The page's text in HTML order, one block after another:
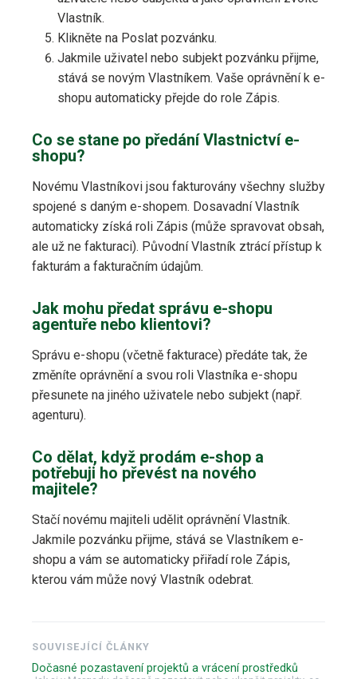
Vlastník.
Klikněte na Poslat pozvánku.
Jakmile uživatel nebo subjekt pozvánku přijme,
stává se novým Vlastníkem. Vaše oprávnění k e-
shopu automaticky přejde do role Zápis.
Co se stane po předání Vlastnictví e-
shopu?
Novému Vlastníkovi jsou fakturovány všechny služby
spojené s daným e-shopem. Dosavadní Vlastník
automaticky získá roli Zápis (může spravovat obsah,
ale už ne fakturaci). Původní Vlastník ztrácí přístup k
fakturám a fakturačním údajům.
Jak mohu předat správu e-shopu
agentuře nebo klientovi?
Správu e-shopu (včetně fakturace) předáte tak, že
změníte oprávnění a svou roli Vlastníka e-shopu
přesunete na jiného uživatele nebo subjekt (např.
agenturu).
Co dělat, když prodám e-shop a
potřebuji ho převést na nového
majitele?
Stačí novému majiteli udělit oprávnění Vlastník.
Jakmile pozvánku přijme, stává se Vlastníkem e-
shopu a vám se automaticky přiřadí role Zápis,
kterou vám může nový Vlastník odebrat.
SOUVISEJÍCÍ ČLÁNKY
Dočasné pozastavení projektů a vrácení prostředků